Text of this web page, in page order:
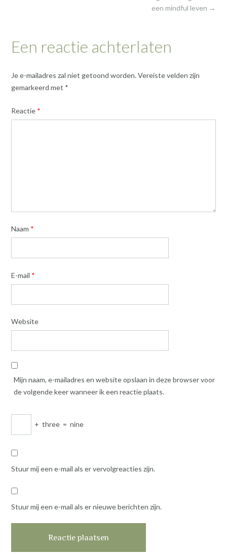
een mindful leven →
Een reactie achterlaten
Je e-mailadres zal niet getoond worden.Vereiste velden zijn
gemarkeerd met *
Reactie *
Naam *
E-mail *
Website
Mijn naam, e-mailadres en website opslaan in deze browser voor
de volgende keer wanneer ik een reactie plaats.
+ three = nine
Stuur mij een e-mail als er vervolgreacties zijn.
Stuur mij een e-mail als er nieuwe berichten zijn.